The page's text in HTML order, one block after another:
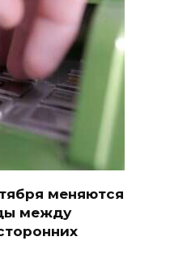
меняются
между